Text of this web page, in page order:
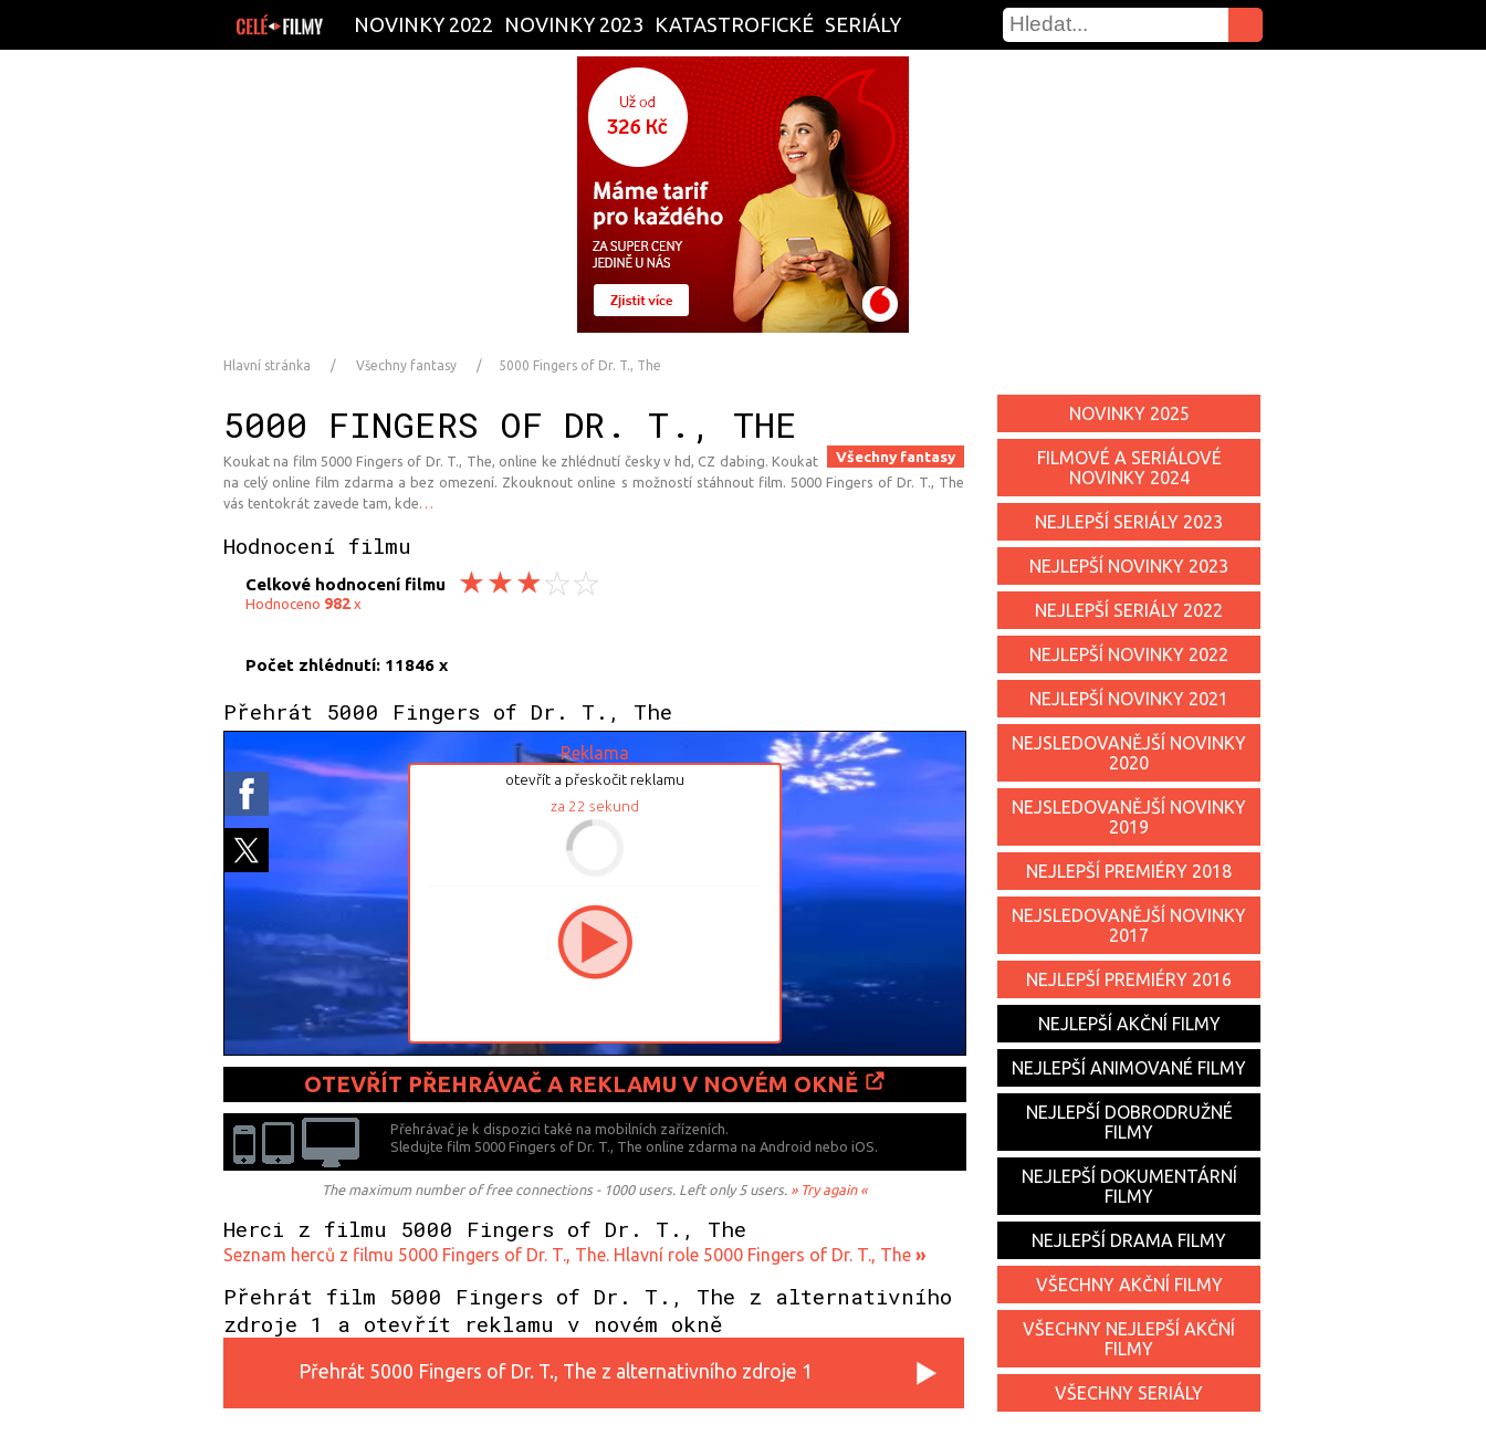
NOVINKY 2022 NOVINKY 2023 KATASTROFICKÉ SERIÁLY
Hlavní stránka Všechny fantasy 5000 Fingers of Dr. T., The
5000 FINGERS OF DR. T., THE
Všechny fantasy
Koukat na film 5000 Fingers of Dr. T., The, online ke zhlédnutí česky v hd, CZ dabing. Koukat
na celý online film zdarma a bez omezení. Zkouknout online s možností stáhnout film. 5000 Fingers of Dr. T., The
vás tentokrát zavede tam, kde
Hodnocení filmu
Celkové hodnocení filmu
Hodnoceno 982 x
Počet zhlédnutí: 11846 x
Přehrát 5000 Fingers of Dr. T., The
Reklama
otevřít a přeskočit reklamu
za 21 sekund
OTEVŘÍT PŘEHRÁVAČ A REKLAMU V NOVÉM OKNĚ
Přehrávač je k dispozici také na mobilních zařízeních.
Sledujte film 5000 Fingers of Dr. T., The online zdarma na Android nebo iOS.
The maximum number of free connections - 1000 users. Left only 5 users. » Try again «
Herci z filmu 5000 Fingers of Dr. T., The
Seznam herců z filmu 5000 Fingers of Dr. T., The. Hlavní role 5000 Fingers of Dr. T., The »
Přehrát film 5000 Fingers of Dr. T., The z alternativního
zdroje 1 a otevřít reklamu v novém okně
Přehrát 5000 Fingers of Dr. T., The z alternativního zdroje 1
NOVINKY 2025
FILMOVÉ A SERIÁLOVÉ
NOVINKY 2024
NEJLEPŠÍ SERIÁLY 2023
NEJLEPŠÍ NOVINKY 2023
NEJLEPŠÍ SERIÁLY 2022
NEJLEPŠÍ NOVINKY 2022
NEJLEPŠÍ NOVINKY 2021
NEJSLEDOVANĚJŠÍ NOVINKY
2020
NEJSLEDOVANĚJŠÍ NOVINKY
2019
NEJLEPŠÍ PREMIÉRY 2018
NEJSLEDOVANĚJŠÍ NOVINKY
2017
NEJLEPŠÍ PREMIÉRY 2016
NEJLEPŠÍ AKČNÍ FILMY
NEJLEPŠÍ ANIMOVANÉ FILMY
NEJLEPŠÍ DOBRODRUŽNÉ
FILMY
NEJLEPŠÍ DOKUMENTÁRNÍ
FILMY
NEJLEPŠÍ DRAMA FILMY
VŠECHNY AKČNÍ FILMY
VŠECHNY NEJLEPŠÍ AKČNÍ
FILMY
VŠECHNY SERIÁLY